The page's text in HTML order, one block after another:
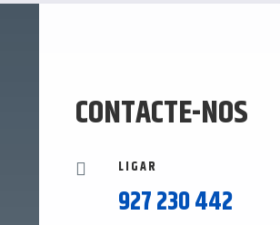
CONTACTE-NOS
 LIGAR
927 230 442